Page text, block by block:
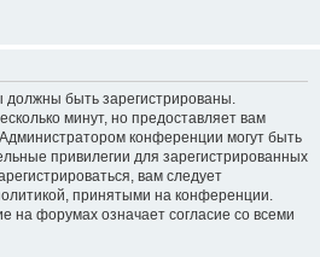
быть зарегистрированы.
минут, но предоставляет вам
конференции могут быть
привилегии для зарегистрированных
вам следует
принятыми на конференции.
на форумах означает согласие со всеми